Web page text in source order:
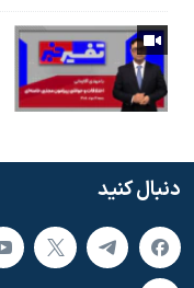
دنبال کنید